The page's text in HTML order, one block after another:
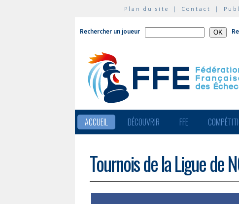
Plan du site | Contact |
Rechercher un joueur
ACCUEIL DÉCOUVRIR FFE
Tournois de la Ligue de